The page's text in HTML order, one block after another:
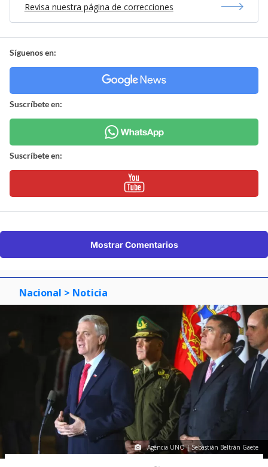
Revisa nuestra página de correcciones
Síguenos en:
Suscríbete en:
Suscríbete en:
Mostrar Comentarios
Nacional > Noticia
Agencia UNO | Sebastián Beltrán Gaete